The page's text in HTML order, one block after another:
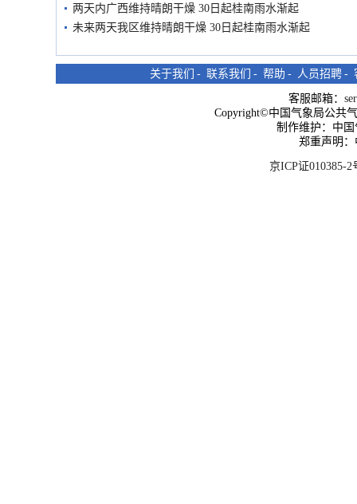
两天内广西维持晴朗干燥 30日起桂南雨水渐起
未来两天我区维持晴朗干燥 30日起桂南雨水渐起
关于我们 - 联系我们 - 帮助 - 人员招聘 -
客服邮箱：
Copyright©中国气象局公共
制作维护：中
郑重声明
京ICP证010385-2